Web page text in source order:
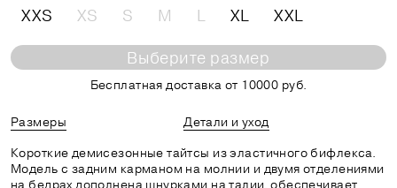
XXS XS S M L XL XXL
Выберите размер
Бесплатная доставка от 10000 руб.
Размеры
Детали и уход
Короткие демисезонные тайтсы из эластичного бифлекса.
Модель с задним карманом на молнии и двумя отделениями
на бедрах дополнена шнурками на талии, обеспечивает